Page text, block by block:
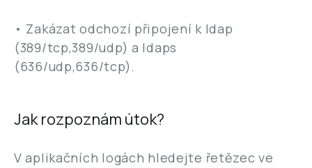
• Zakázat odchozí připojení k ldap
(389/tcp,389/udp) a ldaps
(636/udp,636/tcp).
Jak rozpoznám útok?
V aplikačních logách hledejte řetězec ve